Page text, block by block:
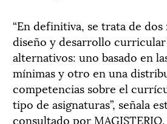
“En definitiva, se trata de dos
diseño y desarrollo curricular
alternativos: uno basado en
mínimas y otro en una
competencias sobre el
tipo de asignaturas”, señala
consultado por MAGISTERIO.